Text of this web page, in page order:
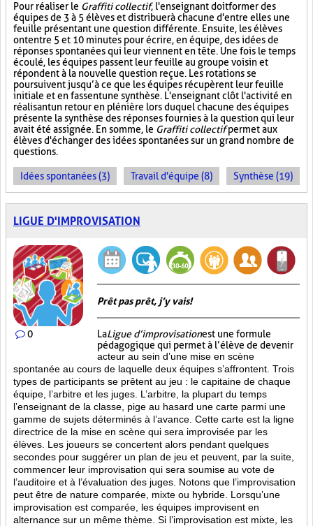
Pour réaliser le Graffiti collectif, l'enseignant doit former des
équipes de 3 à 5 élèves et distribuer à chacune d'entre elles une
feuille présentant une question différente. Ensuite, les élèves
ont entre 5 et 10 minutes pour écrire, en équipe, des idées de
réponses spontanées qui leur viennent en tête. Une fois le temps
écoulé, les équipes passent leur feuille au groupe voisin et
répondent à la nouvelle question reçue. Les rotations se
poursuivent jusqu’à ce que les équipes récupèrent leur feuille
initiale et en fassent une synthèse. L'enseignant clôt l'activité en
réalisant un retour en plénière lors duquel chacune des équipes
présente la synthèse des réponses fournies à la question qui leur
avait été assignée. En somme, le Graffiti collectifpermet aux
élèves d'échanger des idées spontanées sur un grand nombre de
questions.
Idées spontanées (3) Travail d'équipe (8) Synthèse (19)
LIGUE D'IMPROVISATION
0
Prêt pas prêt, j’y vais!
LaLigue d’improvisationest une formule
pédagogique qui permet à l’élève de devenir
acteur au sein d’une mise en scène
spontanée au cours de laquelle deux équipes s’affrontent. Trois
types de participants se prêtent au jeu : le capitaine de chaque
équipe, l’arbitre et les juges. L’arbitre, la plupart du temps
l’enseignant de la classe, pige au hasard une carte parmi une
gamme de sujets déterminés à l’avance. Cette carte est la ligne
directrice de la mise en scène qui sera improvisée par les
élèves. Les joueurs se concertent alors pendant quelques
secondes pour suggérer un plan de jeu et peuvent, par la suite,
commencer leur improvisation qui sera soumise au vote de
l’auditoire et à l’évaluation des juges. Notons que l’improvisation
peut être de nature comparée, mixte ou hybride. Lorsqu’une
improvisation est comparée, les équipes improvisent en
alternance sur un même thème. Si l’improvisation est mixte, les